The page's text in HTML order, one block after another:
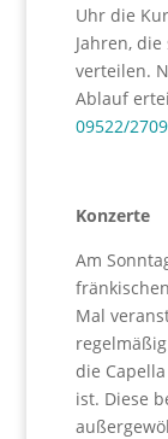
Uhr die
Jahren,
verteilen.
Ablauf
09522/
Konzerte
Am
Mal
die
ist. Diese